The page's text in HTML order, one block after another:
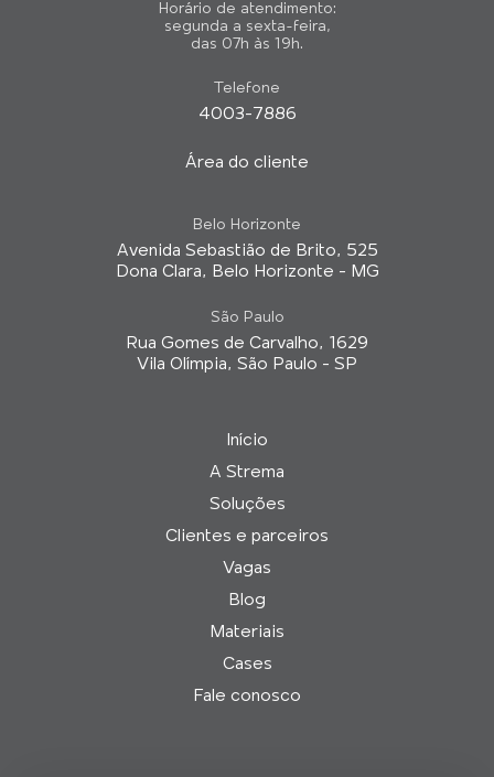
Horário de atendimento:
segunda a sexta-feira,
das 07h às 19h.
Telefone
4003-7886
Área do cliente
Belo Horizonte
Avenida Sebastião de Brito, 525
Dona Clara, Belo Horizonte - MG
São Paulo
Rua Gomes de Carvalho, 1629
Vila Olímpia, São Paulo - SP
Início
A Strema
Soluções
Clientes e parceiros
Vagas
Blog
Materiais
Cases
Fale conosco